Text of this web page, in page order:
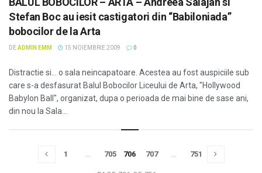
Stefan Boc au iesit castigatori din “Babiloniada”
bobocilor de la Arta
DEADMIN EMM 15 NOIEMBRIE 2009 0
Distractie si... o sala neincapatoare. Acestea au fost auspiciile sub
care s-a desfasurat Balul Bobocilor Liceului de Arta, "Hollywood
Babylon Ball", organizat, dupa o perioada de mai bine de sase ani,
din nou la Sala...
1 … 705 706 707 … 751